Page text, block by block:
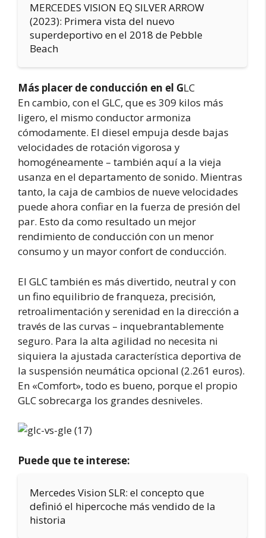
MERCEDES VISION EQ SILVER ARROW
(2023): Primera vista del nuevo
superdeportivo en el 2018 de Pebble
Beach
Más placer de conducción en el GLC
En cambio, con el GLC, que es 309 kilos más
ligero, el mismo conductor armoniza
cómodamente. El diesel empuja desde bajas
velocidades de rotación vigorosa y
homogéneamente – también aquí a la vieja
usanza en el departamento de sonido. Mientras
tanto, la caja de cambios de nueve velocidades
puede ahora confiar en la fuerza de presión del
par. Esto da como resultado un mejor
rendimiento de conducción con un menor
consumo y un mayor confort de conducción.
El GLC también es más divertido, neutral y con
un fino equilibrio de franqueza, precisión,
retroalimentación y serenidad en la dirección a
través de las curvas – inquebrantablemente
seguro. Para la alta agilidad no necesita ni
siquiera la ajustada característica deportiva de
la suspensión neumática opcional (2.261 euros).
En «Comfort», todo es bueno, porque el propio
GLC sobrecarga los grandes desniveles.
Puede que te interese:
Mercedes Vision SLR: el concepto que
definió el hipercoche más vendido de la
historia